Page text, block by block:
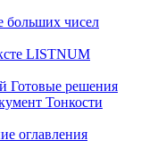
больших чисел
LISTNUM
Готовые решения
Тонкости
оглавления